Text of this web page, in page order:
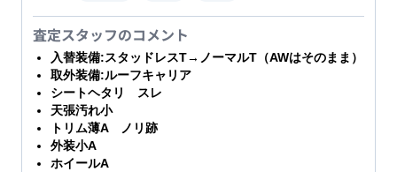
査定スタッフのコメント
入替装備:スタッドレスT→ノーマルT（AWはそのまま）
取外装備:ルーフキャリア
シートヘタリ スレ
天張汚れ小
トリム薄A ノリ跡
外装小A
ホイールA